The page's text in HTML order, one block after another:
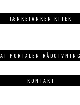
TÆNKETANKEN KITEK
AI PORTALEN RÅDGIVNING
KONTAKT